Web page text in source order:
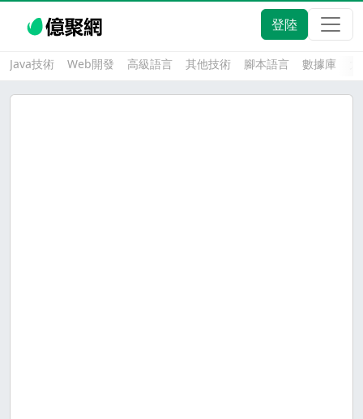
登陸
Java技術 Web開發 高級語言 其他技術 腳本語言 數據庫